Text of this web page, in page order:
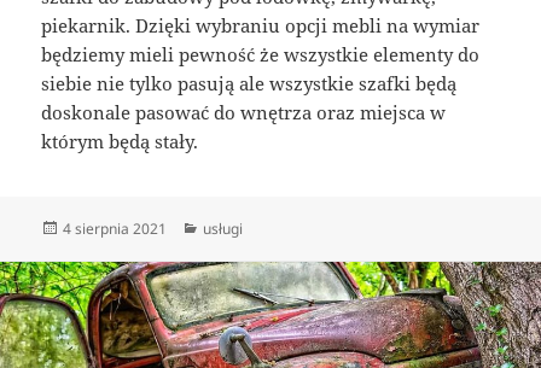
piekarnik. Dzięki wybraniu opcji mebli na wymiar
będziemy mieli pewność że wszystkie elementy do
siebie nie tylko pasują ale wszystkie szafki będą
doskonale pasować do wnętrza oraz miejsca w
którym będą stały.
Data
4 sierpnia 2021 Kategorie
usługi